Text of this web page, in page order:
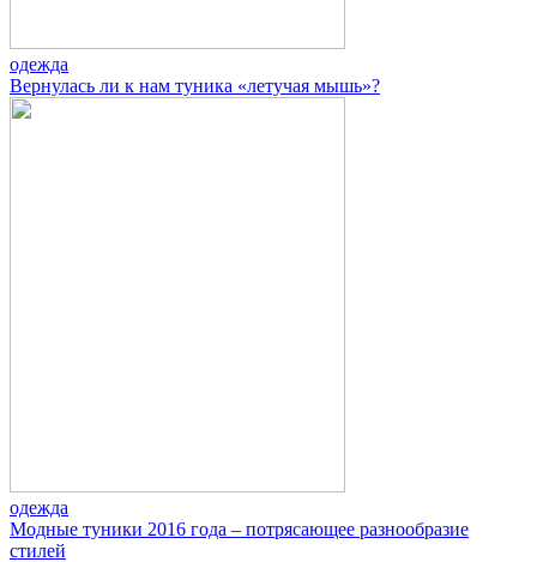
одежда
Вернулась ли к нам туника «летучая мышь»?
одежда
Модные туники 2016 года – потрясающее разнообразие
стилей